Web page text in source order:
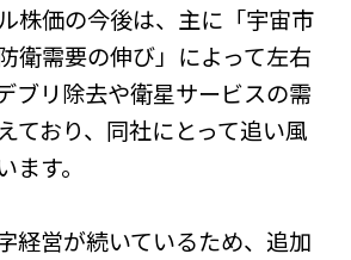
株価の今後は、主に「宇宙市
衛需要の伸び」によって左右
ブリ除去や衛星サービスの需
ており、同社にとって追い風
ます。
経営が続いているため、追加